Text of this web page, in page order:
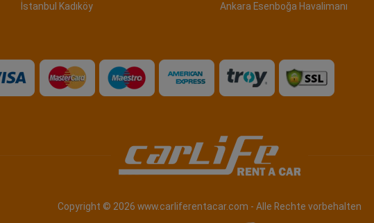
İstanbul Kadıköy
Ankara Esenboğa Havalimanı
Copyright © 2026 www.carliferentacar.com - Alle Rechte vorbehalten